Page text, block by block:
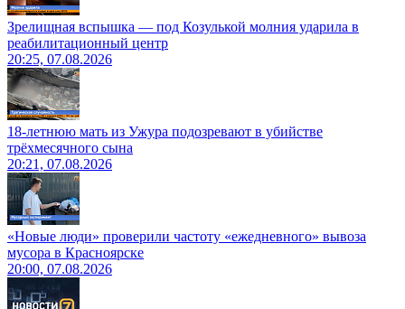
Зрелищная вспышка — под Козулькой молния ударила в
реабилитационный центр
20:25, 07.08.2026
18-летнюю мать из Ужура подозревают в убийстве
трёхмесячного сына
20:21, 07.08.2026
«Новые люди» проверили частоту «ежедневного» вывоза
мусора в Красноярске
20:00, 07.08.2026